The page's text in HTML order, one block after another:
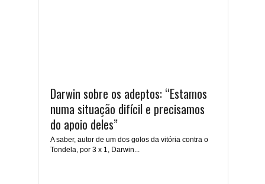
Darwin sobre os adeptos: “Estamos
numa situação difícil e precisamos
do apoio deles”
A saber, autor de um dos golos da vitória contra o
Tondela, por 3 x 1, Darwin...